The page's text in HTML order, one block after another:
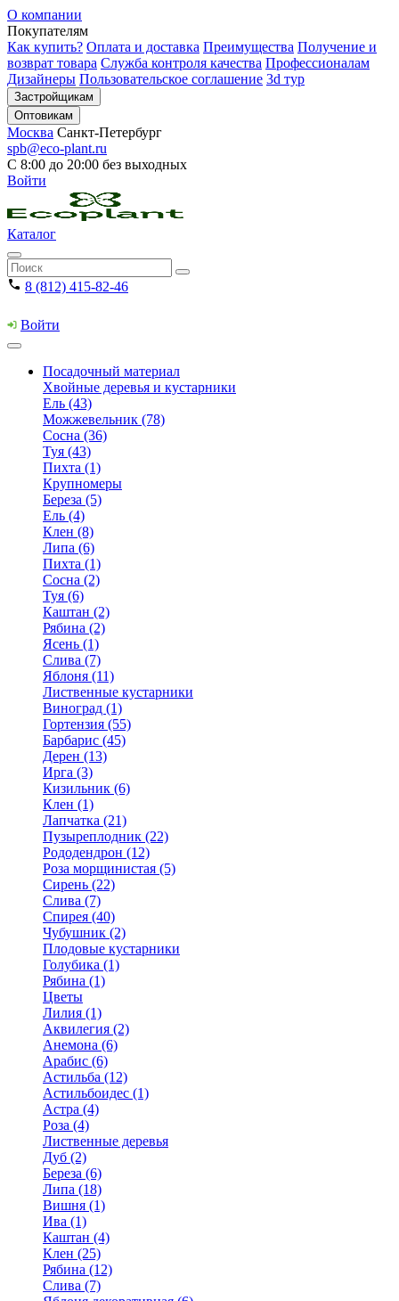
О компании
Покупателям
Как купить? Оплата и доставка Преимущества Получение и
возврат товара Служба контроля качества Профессионалам
Дизайнеры Пользовательское соглашение 3d тур
Застройщикам
Оптовикам
Москва Санкт-Петербург
spb@eco-plant.ru
С 8:00 до 20:00 без выходных
Войти
Каталог
8 (812) 415-82-46
Войти
Посадочный материал
Хвойные деревья и кустарники
Ель (43)
Можжевельник (78)
Сосна (36)
Туя (43)
Пихта (1)
Крупномеры
Береза (5)
Ель (4)
Клен (8)
Липа (6)
Пихта (1)
Сосна (2)
Туя (6)
Каштан (2)
Рябина (2)
Ясень (1)
Слива (7)
Яблоня (11)
Лиственные кустарники
Виноград (1)
Гортензия (55)
Барбарис (45)
Дерен (13)
Ирга (3)
Кизильник (6)
Клен (1)
Лапчатка (21)
Пузыреплодник (22)
Рододендрон (12)
Роза морщинистая (5)
Сирень (22)
Слива (7)
Спирея (40)
Чубушник (2)
Плодовые кустарники
Голубика (1)
Рябина (1)
Цветы
Лилия (1)
Аквилегия (2)
Анемона (6)
Арабис (6)
Астильба (12)
Астильбоидес (1)
Астра (4)
Роза (4)
Лиственные деревья
Дуб (2)
Береза (6)
Липа (18)
Вишня (1)
Ива (1)
Каштан (4)
Клен (25)
Рябина (12)
Слива (7)